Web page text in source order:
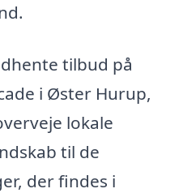
tilbud på
i Øster Hurup,
lokale
til de
der findes i